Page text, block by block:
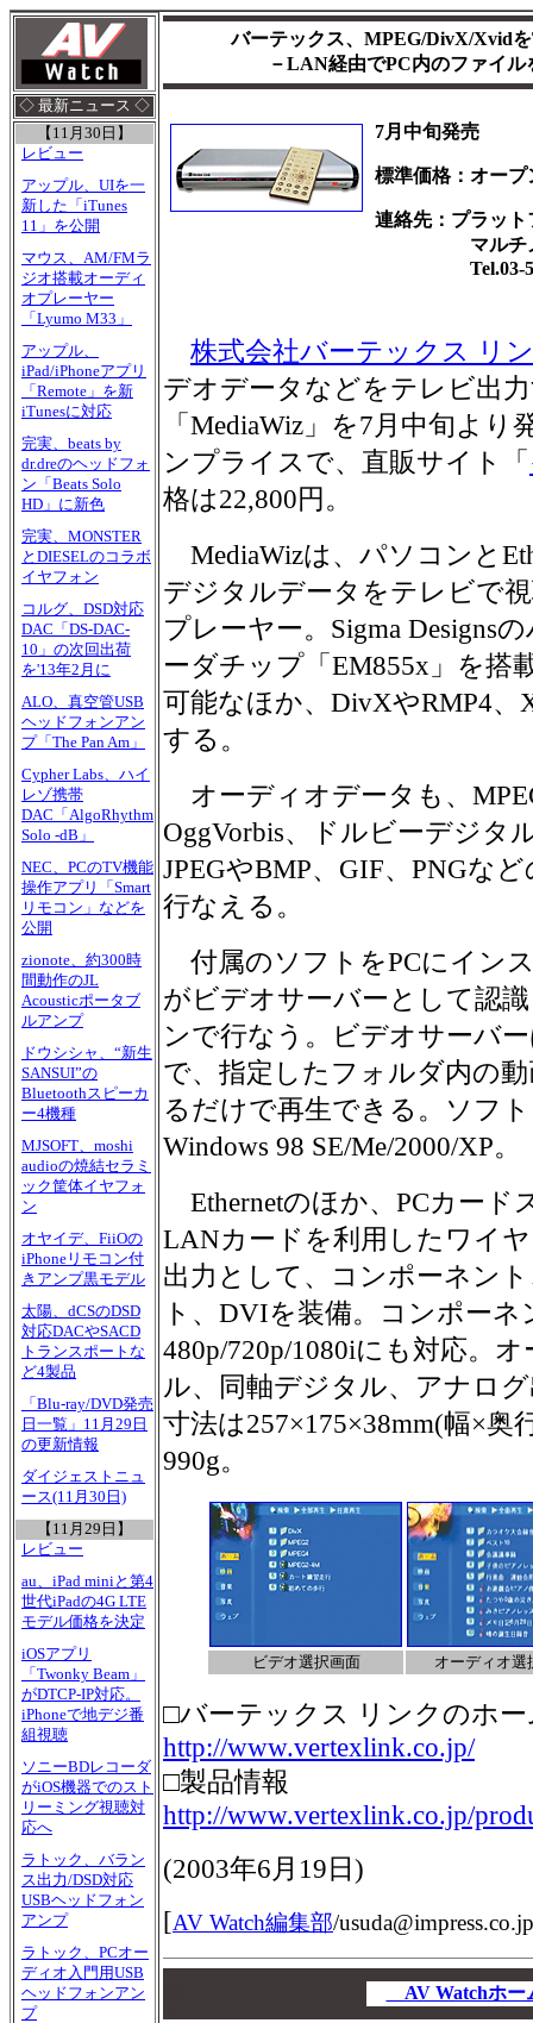
◇ 最新ニュース ◇
【11月30日】
レビュー
アップル、UIを一
新した「iTunes
11」を公開
マウス、AM/FMラ
ジオ搭載オーディ
オプレーヤー
「Lyumo M33」
アップル、
iPad/iPhoneアプリ
「Remote」を新
iTunesに対応
完実、beats by
dr.dreのヘッドフォ
ン「Beats Solo
HD」に新色
完実、MONSTER
とDIESELのコラボ
イヤフォン
コルグ、DSD対応
DAC「DS-DAC-
10」の次回出荷
を'13年2月に
ALO、真空管USB
ヘッドフォンアン
プ「The Pan Am」
Cypher Labs、ハイ
レゾ携帯
DAC「AlgoRhythm
Solo -dB」
NEC、PCのTV機能
操作アプリ「Smart
リモコン」などを
公開
zionote、約300時
間動作のJL
Acousticポータブ
ルアンプ
ドウシシャ、“新生
SANSUI”の
Bluetoothスピーカ
ー4機種
MJSOFT、moshi
audioの焼結セラミ
ック筐体イヤフォ
ン
オヤイデ、FiiOの
iPhoneリモコン付
きアンプ黒モデル
太陽、dCSのDSD
対応DACやSACD
トランスポートな
ど4製品
「Blu-ray/DVD発売
日一覧」11月29日
の更新情報
ダイジェストニュ
ース(11月30日)
【11月29日】
レビュー
au、iPad miniと第4
世代iPadの4G LTE
モデル価格を決定
iOSアプリ
「Twonky Beam」
がDTCP-IP対応。
iPhoneで地デジ番
組視聴
ソニーBDレコーダ
がiOS機器でのスト
リーミング視聴対
応へ
ラトック、バラン
ス出力/DSD対応
USBヘッドフォン
アンプ
ラトック、PCオー
ディオ入門用USB
ヘッドフォンアン
プ
バーテックス、MPEG/DivX/Xvid
－LAN経由でPC内のファイル
7月中旬発売
標準価格：オープ
連絡先：プラッ
マルチメデ
Tel.03-
株式会社バーテックス リ
デオデータなどをテレビ出
「MediaWiz」を7月中旬よ
ンプライスで、直販サイト「
格は22,800円。
MediaWizは、パソコンと
デジタルデータをテレビで
プレーヤー。Sigma Designs
ーダチップ「EM855x」を搭
可能なほか、DivXやRMP4
する。
オーディオデータも、
OggVorbis、ドルビーデジタ
JPEGやBMP、GIF、PNGな
行なえる。
付属のソフトをPCにイン
がビデオサーバーとして認
ンで行なう。ビデオサーバ
で、指定したフォルダ内の
るだけで再生できる。ソフ
Windows 98 SE/Me/2000/XP。
Ethernetのほか、PCカード
LANカードを利用したワイ
出力として、コンポーネン
ト、DVIを装備。コンポーネ
480p/720p/1080iにも対応。
ル、同軸デジタル、アナロ
寸法は257×175×38mm(幅×奥
990g。
ビデオ選択画面 オーディオ選
□バーテックス リンクのホ
http://www.vertexlink.co.jp/
□製品情報
http://www.vertexlink.co.jp/
(2003年6月19日 )
[AV Watch編集部/usuda@impress.co.jp
AV Watchホ